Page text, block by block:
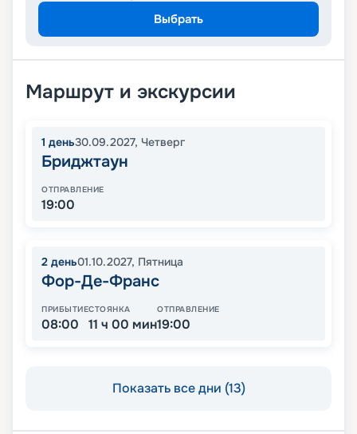
Выбрать
Маршрут и экскурсии
1 день30.09.2027, Четверг
Бриджтаун
ОТПРАВЛЕНИЕ
19:00
2 день01.10.2027, Пятница
Фор-Де-Франс
ПРИБЫТИЕ
08:00
СТОЯНКА
11 ч 00 мин
ОТПРАВЛЕНИЕ
19:00
Показать все дни (13)